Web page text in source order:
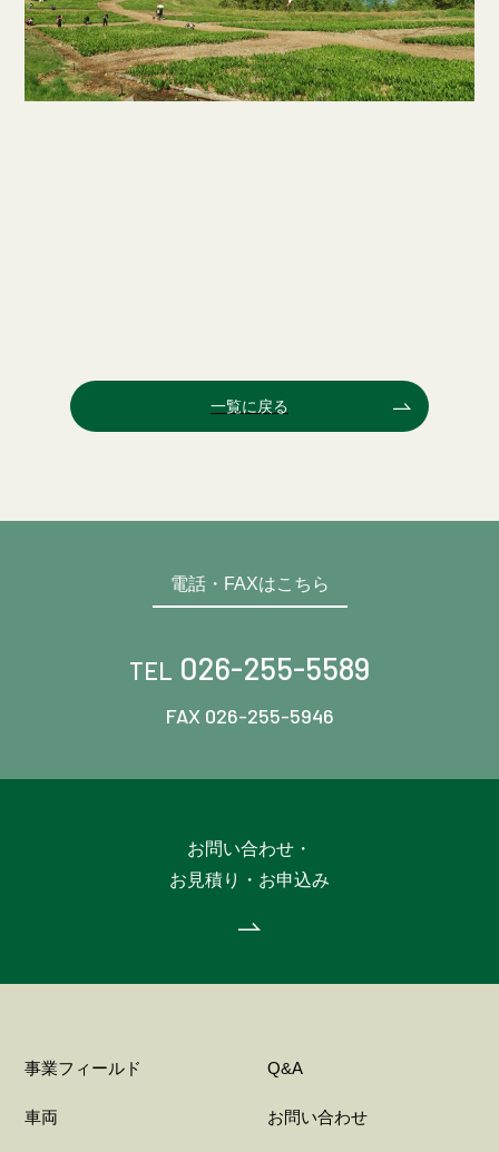
一覧に戻る
電話・FAXはこちら
TEL 026-255-5589
FAX 026-255-5946
お問い合わせ・
お見積り・お申込み
事業フィールド
車両
Q&A
お問い合わせ